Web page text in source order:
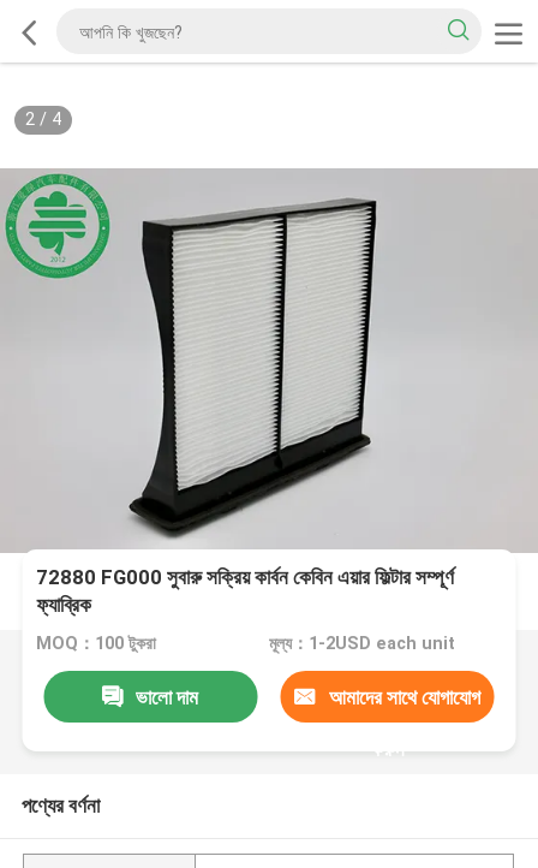
2/ 4
72880 FG000 সুবারু সক্রিয় কার্বন কেবিন এয়ার ফিল্টার সম্পূর্ণ
ফ্যাব্রিক
MOQ：100 টুকরা মূল্য：1-2USD each unit
ভালো দাম আমাদের সাথে যোগাযোগ
করুন
পণ্যের বর্ণনা